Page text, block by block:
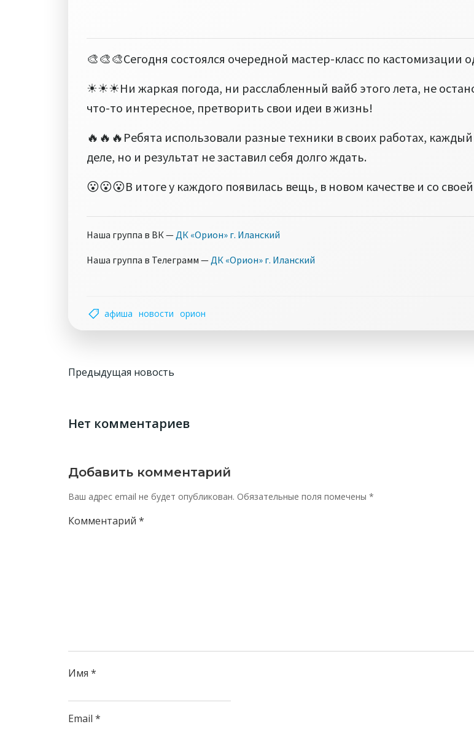
🎨🎨🎨Сегодня состоялся очередной мастер-класс по кастомизации
☀☀☀Ни жаркая погода, ни расслабленный вайб этого лета, не
что-то интересное, претворить свои идеи в жизнь!
🔥🔥🔥Ребята использовали разные техники в своих работах,
деле, но и результат не заставил себя долго ждать.
😮😮😮В итоге у каждого появилась вещь, в новом качестве и со
Наша группа в ВК —ДК «Орион» г. Иланский
Наша группа в Телеграмм —ДК «Орион» г. Иланский
афиша новости орион
Навигация
записям
Предыдущая новость
Нет комментариев
Добавить комментарий
Ваш адрес email не будет опубликован. Обязательные поля помечены *
Комментарий *
Имя *
Email *